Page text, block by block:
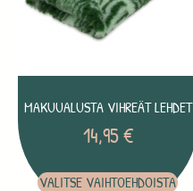
MAKUUALUSTA VIHREÄT LEHDET
14,95€
VALITSE VAIHTOEHDOISTA